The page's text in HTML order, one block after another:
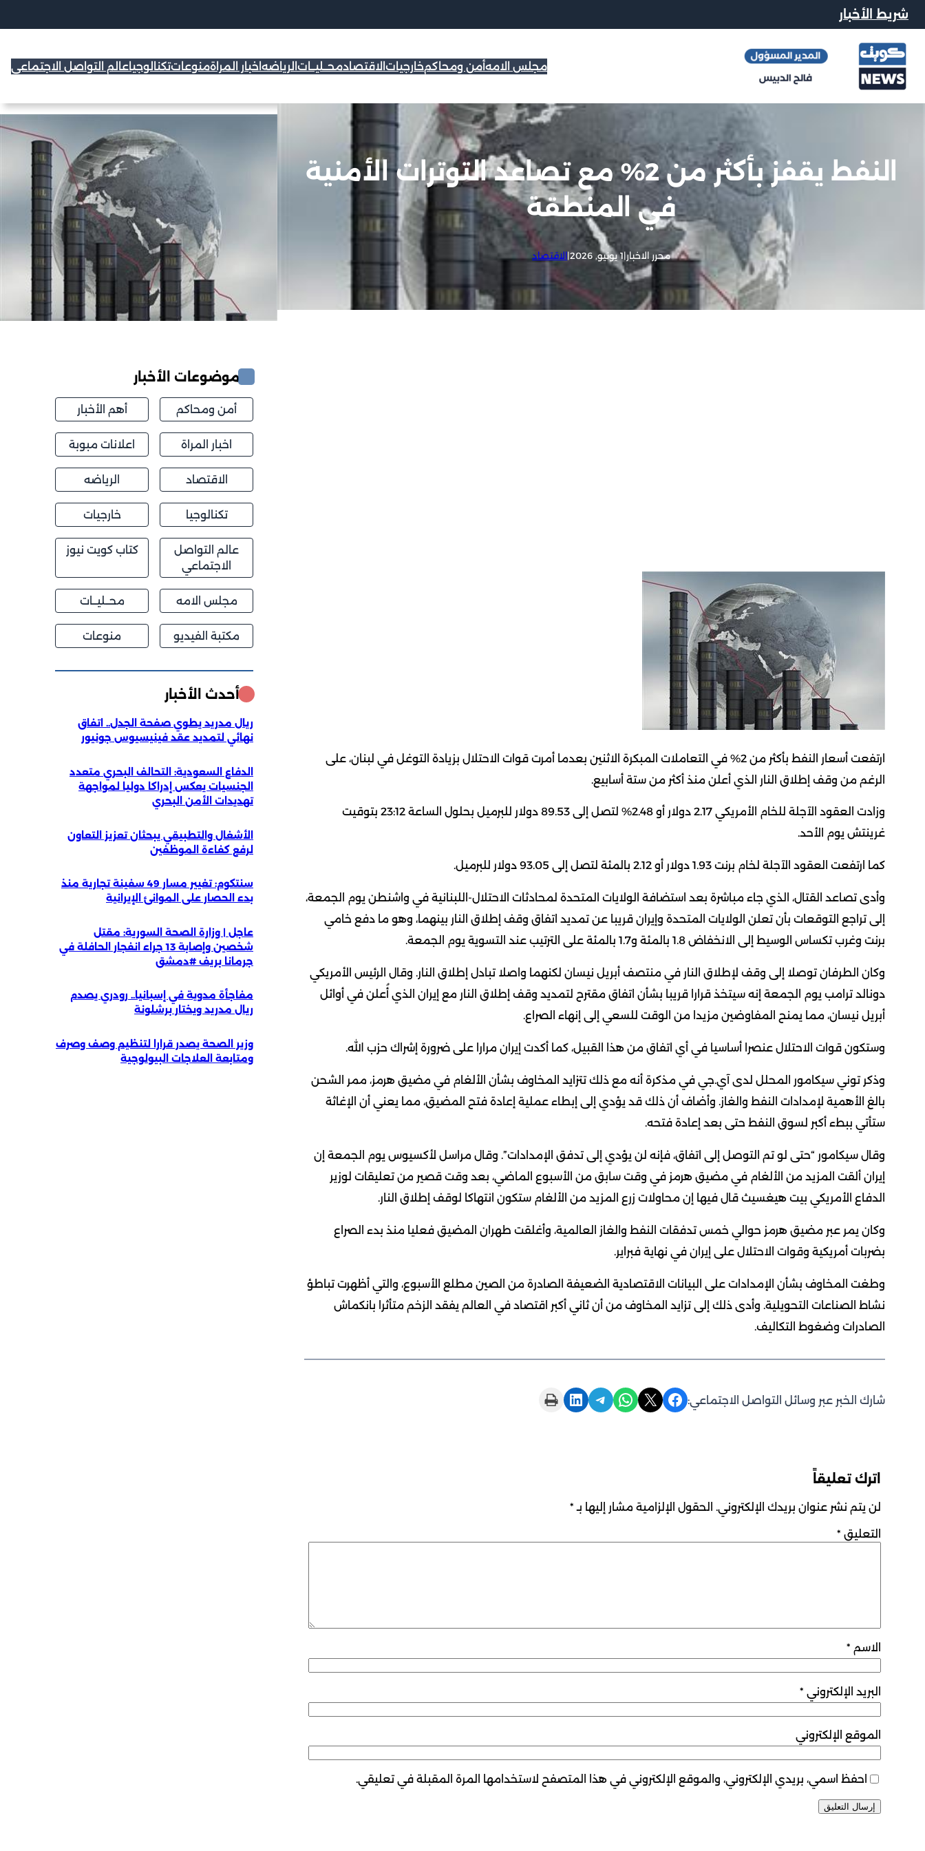
شريط الأخبار
مجلس الامهأمن ومحاكمخارجيات الاقتصادمحــليــات الرياضه اخبار المراةمنوعاتتكنالوجياعالم التواصل الاجتماعي
النفط يقفز بأكثر من 2% مع تصاعد التوترات الأمنية
في المنطقة
محرر الاخبار|1 يونيو, 2026 |الاقتصاد
ارتفعت أسعار النفط بأكثر من 2% في التعاملات المبكرة الاثنين بعدما أمرت قوات الاحتلال بزيادة التوغل في لبنان، على
الرغم من وقف إطلاق النار ‌الذي أعلن منذ أكثر من ستة أسابيع.
وزادت العقود الآجلة للخام الأمريكي 2.17 دولار أو 2.48% لتصل إلى 89.53 دولار للبرميل بحلول الساعة 23:12 بتوقيت
غرينتش يوم الأحد.
كما ارتفعت العقود الآجلة لخام برنت 1.93 دولار أو 2.12 بالمئة لتصل إلى 93.05 دولار للبرميل.
وأدى تصاعد القتال، الذي جاء مباشرة بعد استضافة الولايات المتحدة لمحادثات الاحتلال-اللبنانية في واشنطن يوم الجمعة،
إلى تراجع التوقعات بأن تعلن الولايات المتحدة وإيران قريبا عن ⁠تمديد اتفاق وقف إطلاق النار بينهما، وهو ما دفع خامي
برنت وغرب تكساس الوسيط إلى الانخفاض 1.8 بالمئة و1.7 بالمئة على الترتيب عند التسوية يوم الجمعة.
وكان الطرفان توصلا إلى وقف لإطلاق النار في منتصف أبريل نيسان لكنهما واصلا تبادل إطلاق النار. وقال الرئيس الأمريكي
دونالد ترامب يوم الجمعة إنه سيتخذ قرارا قريبا بشأن اتفاق مقترح لتمديد وقف إطلاق النار مع إيران الذي أُعلن في أوائل
أبريل نيسان، مما يمنح المفاوضين مزيدا من الوقت للسعي إلى إنهاء الصراع.
وستكون قوات الاحتلال عنصرا أساسيا في أي اتفاق من هذا القبيل، كما أكدت إيران مرارا على ضرورة إشراك حزب الله.
وذكر توني سيكامور المحلل لدى آي.جي في مذكرة أنه مع ذلك تتزايد المخاوف بشأن الألغام في مضيق هرمز، ممر الشحن
بالغ الأهمية لإمدادات النفط والغاز. وأضاف أن ذلك قد يؤدي إلى إبطاء عملية إعادة فتح المضيق، مما يعني أن الإغاثة
ستأتي ⁠ببطء أكبر لسوق النفط حتى بعد إعادة فتحه.
وقال سيكامور “حتى لو تم التوصل إلى اتفاق، فإنه لن يؤدي إلى تدفق الإمدادات”. وقال مراسل لأكسيوس يوم الجمعة إن
إيران ألقت المزيد من الألغام في مضيق هرمز في وقت سابق من الأسبوع الماضي، بعد وقت ⁠قصير من تعليقات لوزير
الدفاع الأمريكي بيت هيغسيث قال فيها إن محاولات زرع المزيد من الألغام ستكون انتهاكا لوقف إطلاق النار.
وكان يمر عبر مضيق هرمز حوالي خمس تدفقات النفط والغاز العالمية، وأغلقت طهران المضيق فعليا منذ ⁠بدء الصراع
بضربات أمريكية وقوات الاحتلال على إيران في نهاية فبراير.
وطغت المخاوف بشأن الإمدادات على البيانات الاقتصادية الضعيفة الصادرة من الصين مطلع الأسبوع، والتي أظهرت تباطؤ
نشاط الصناعات التحويلية. وأدى ذلك إلى تزايد المخاوف من أن ثاني أكبر اقتصاد في العالم يفقد الزخم متأثرا بانكماش
الصادرات وضغوط التكاليف.
شارك الخبر عبر وسائل التواصل الاجتماعي: Share on Facebook
Share on X
Share on WhatsApp
Share on Telegram
Share on LinkedIn
Print this Page
اترك تعليقاً
لن يتم نشر عنوان بريدك الإلكتروني. الحقول الإلزامية مشار إليها بـ *
التعليق *
الاسم *
البريد الإلكتروني *
الموقع الإلكتروني
احفظ اسمي، بريدي الإلكتروني، والموقع الإلكتروني في هذا المتصفح لاستخدامها المرة المقبلة في تعليقي.
موضوعات الأخبار
أمن ومحاكم أهم الأخبار
اخبار المراة اعلانات مبوبة
الاقتصاد الرياضه
تكنالوجيا خارجيات
عالم التواصل
الاجتماعي
كتاب كويت نيوز
مجلس الامه محــليــات
مكتبة الفيديو منوعات
أحدث الأخبار
ريال مدريد يطوي صفحة الجدل.. اتفاق
نهائي لتمديد عقد فينيسيوس جونيور
الدفاع السعودية: التحالف البحري متعدد
الجنسيات يعكس إدراكا دوليا لمواجهة
تهديدات الأمن البحري
الأشغال والتطبيقي يبحثان تعزيز التعاون
لرفع كفاءة الموظفين
سنتكوم: تغيير مسار 49 سفينة تجارية منذ
بدء الحصار على الموانئ الإيرانية
عاجل | وزارة الصحة السورية: مقتل
شخصين وإصابة 13 جراء انفجار الحافلة في
جرمانا بريف #دمشق
مفاجأة مدوية في إسبانيا.. رودري يصدم
ريال مدريد ويختار برشلونة
وزير الصحة يصدر قرارا لتنظيم وصف وصرف
ومتابعة العلاجات البيولوجية